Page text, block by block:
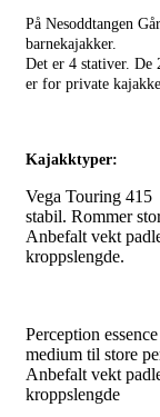
På Nesoddtangen
barnekajakker.
Det er 4 stativer. De
er for private
Kajakktyper:
Vega Touring
stabil. Rommer
Anbefalt vekt
kroppslengde.
NB! det er
Perception
medium til store
Anbefalt vekt
kroppslengde